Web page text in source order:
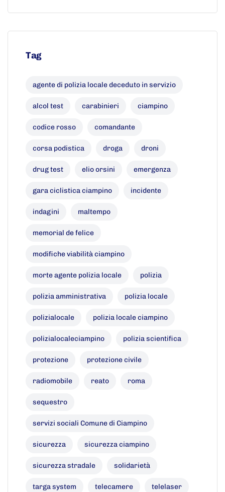
Tag
agente di polizia locale deceduto in servizio
alcol test carabinieri ciampino
codice rosso comandante
corsa podistica droga droni
drug test elio orsini emergenza
gara ciclistica ciampino incidente
indagini maltempo
memorial de felice
modifiche viabilità ciampino
morte agente polizia locale polizia
polizia amministrativa polizia locale
polizialocale polizia locale ciampino
polizialocaleciampino polizia scientifica
protezione protezione civile
radiomobile reato roma
sequestro
servizi sociali Comune di Ciampino
sicurezza sicurezza ciampino
sicurezza stradale solidarietà
targa system telecamere telelaser